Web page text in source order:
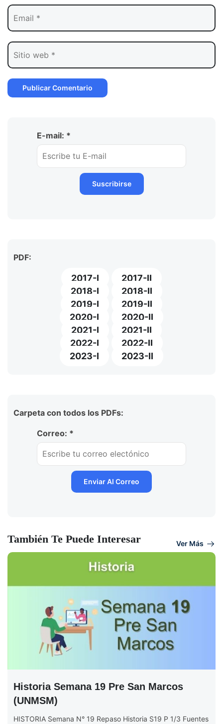
E-mail: *
PDF:
2017-I
2017-II
2018-I
2018-II
2019-I
2019-II
2020-I
2020-II
2021-I
2021-II
2022-I
2022-II
2023-I
2023-II
Carpeta con todos los PDFs:
Correo: *
También Te Puede Interesar Ver Más
Historia Semana 19 Pre San Marcos
(UNMSM)
HISTORIA Semana N° 19 Repaso Historia S19 P 1/3 Fuentes